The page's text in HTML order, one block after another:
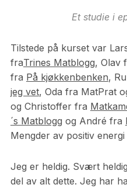
Et studie i
Tilstede på kurset var
fraTrines Matblogg, Olav
fra På kjøkkenbenken,
jeg vet, Oda fra MatPrat
og Christoffer fra
´s Matblogg og André fra
Mengder av positiv
Jeg er heldig. Svært
del av alt dette. Jeg har